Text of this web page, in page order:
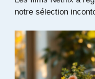
notre sélection